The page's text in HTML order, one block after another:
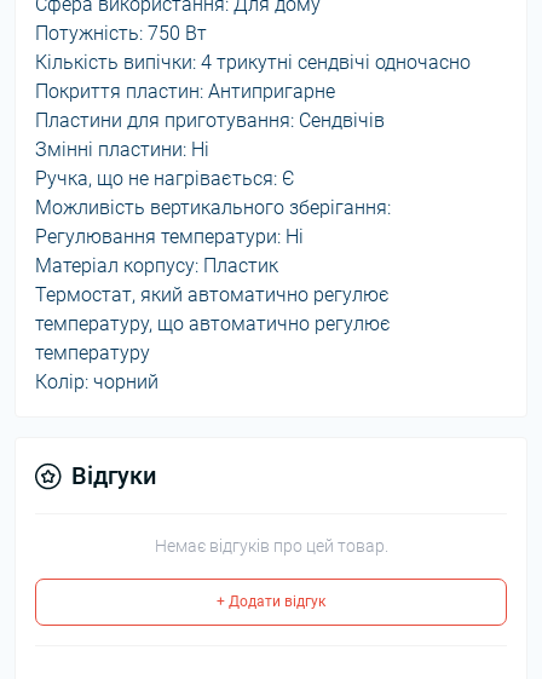
Сфера використання: Для дому
Потужність: 750 Вт
Кількість випічки: 4 трикутні сендвічі одночасно
Покриття пластин: Антипригарне
Пластини для приготування: Сендвічів
Змінні пластини: Ні
Ручка, що не нагрівається: Є
Можливість вертикального зберігання:
Регулювання температури: Ні
Матеріал корпусу: Пластик
Термостат, який автоматично регулює
температуру, що автоматично регулює
температуру
Колір: чорний
Відгуки
Немає відгуків про цей товар.
+ Додати відгук